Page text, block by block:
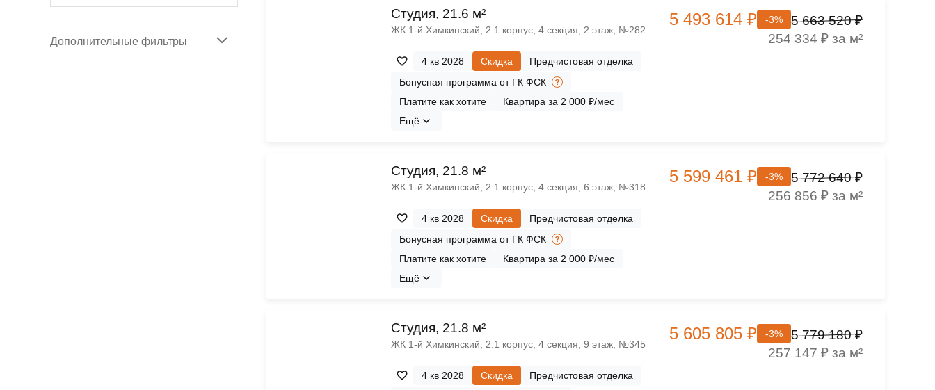
Дополнительные фильтры
Cтудия, 21.6 м²
ЖК 1‑й Химкинский, 2.1 корпус, 4 секция, 2 этаж, №282
4 кв 2028 Скидка
Предчистовая отделка
Бонусная программа от ГК ФСК
Платите как хотите
Квартира за 2 000 ₽/мес
Ещё
5 493 614 ₽ -3%
5 663 520 ₽
254 334 ₽ за м²
Cтудия, 21.8 м²
ЖК 1‑й Химкинский, 2.1 корпус, 4 секция, 6 этаж, №318
4 кв 2028 Скидка
Предчистовая отделка
Бонусная программа от ГК ФСК
Платите как хотите
Квартира за 2 000 ₽/мес
Ещё
5 599 461 ₽ -3%
5 772 640 ₽
256 856 ₽ за м²
Cтудия, 21.8 м²
ЖК 1‑й Химкинский, 2.1 корпус, 4 секция, 9 этаж, №345
4 кв 2028 Скидка
Предчистовая отделка
5 605 805 ₽ -3%
5 779 180 ₽
257 147 ₽ за м²